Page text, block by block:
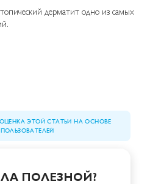
дерматит одно из самых
ЭТОЙ СТАТЬИ НА ОСНОВЕ
ПОЛЕЗНОЙ?